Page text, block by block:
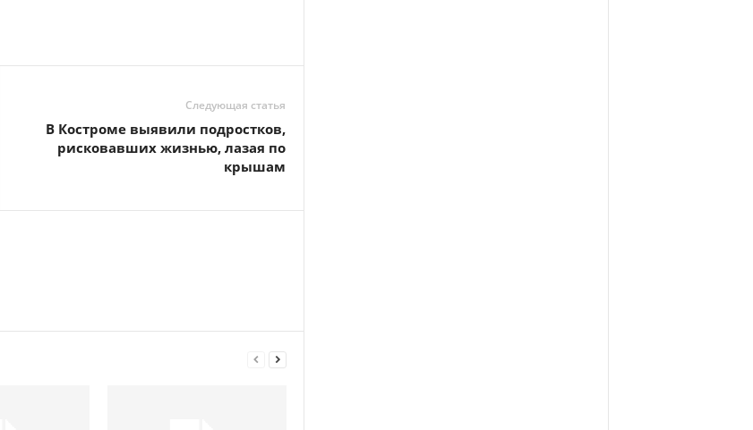
Следующая статья
В Костроме выявили подростков,
рисковавших жизнью, лазая по
крышам